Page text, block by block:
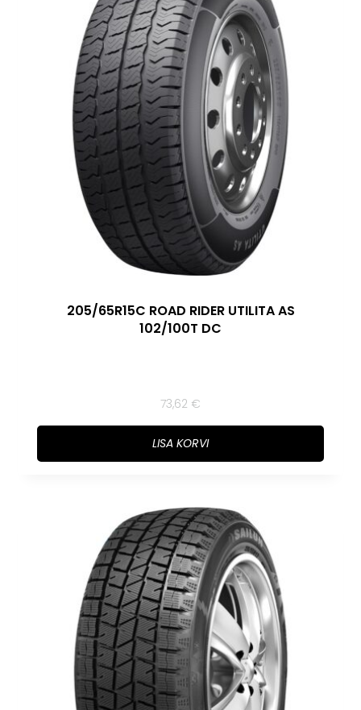
205/65R15C ROAD RIDER UTILITA AS
102/100T DC
73,62 €
LISA KORVI